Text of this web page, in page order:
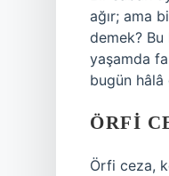
ağır; ama
demek?
yaşamda
bugün
ÖRFI
Örfi ceza,